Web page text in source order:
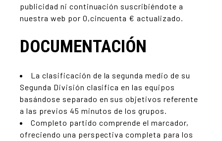
publicidad ni continuación suscribiéndote a
nuestra web por 0,cincuenta € actualizado.
DOCUMENTACIÓN
La clasificación de la segunda medio de su
Segunda División clasifica en las equipos
basándose separado en sus objetivos referente
a las previos 45 minutos de los grupos.
Completo partido comprende el marcador,
ofreciendo una perspectiva completa para los